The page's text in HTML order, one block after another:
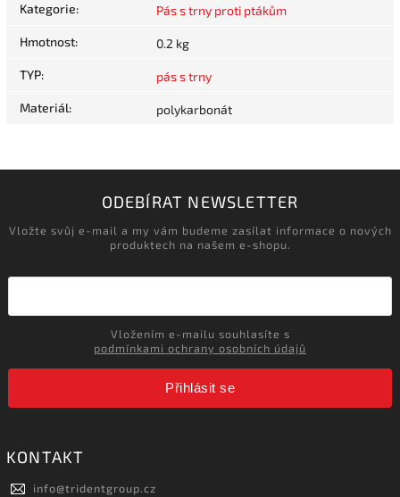
Kategorie: Pás s trny proti ptákům
Hmotnost: 0.2 kg
TYP: pás s trny
Materiál: polykarbonát
ODEBÍRAT NEWSLETTER
Vložte svůj e-mail a my vám budeme zasílat informace o nových
produktech na našem e-shopu.
podmínkami ochrany osobních údajů
Přihlásit se
KONTAKT
info@tridentgroup.cz